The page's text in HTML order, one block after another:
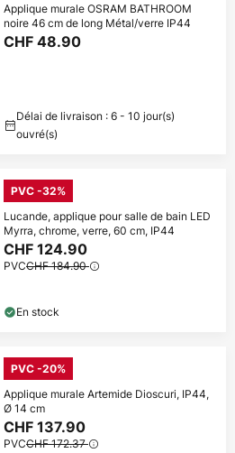
Applique murale OSRAM BATHROOM
noire 46 cm de long Métal/verre IP44
CHF 48.90
Délai de livraison : 6 - 10 jour(s)
ouvré(s)
PVC -32%
Lucande, applique pour salle de bain LED
Myrra, chrome, verre, 60 cm, IP44
CHF 124.90
PVCCHF 184.90
En stock
PVC -20%
Applique murale Artemide Dioscuri, IP44,
Ø 14 cm
CHF 137.90
PVCCHF 172.37